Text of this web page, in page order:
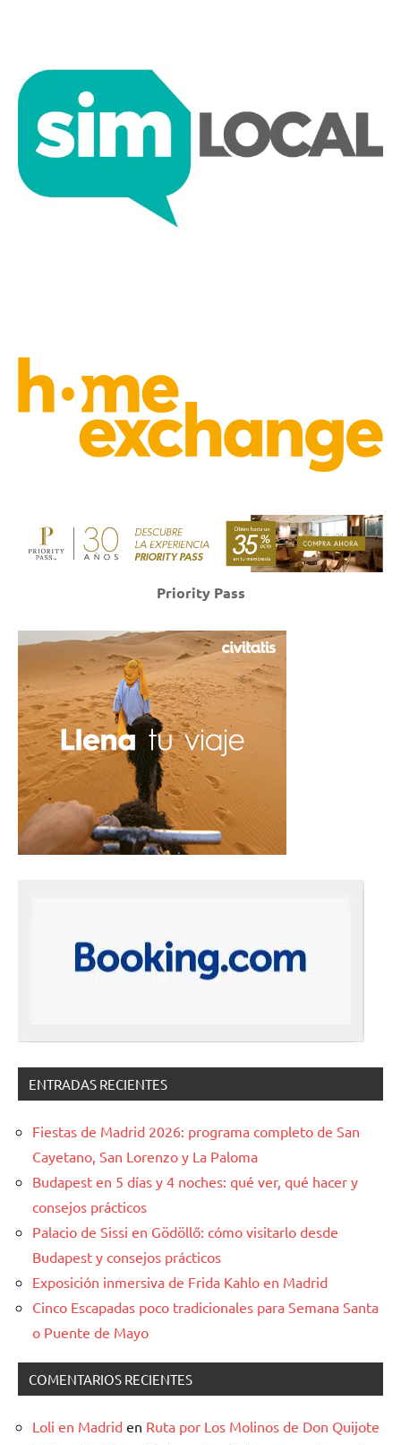
Priority Pass
ENTRADAS RECIENTES
Fiestas de Madrid 2026: programa completo de San
Cayetano, San Lorenzo y La Paloma
Budapest en 5 días y 4 noches: qué ver, qué hacer y
consejos prácticos
Palacio de Sissi en Gödöllő: cómo visitarlo desde
Budapest y consejos prácticos
Exposición inmersiva de Frida Kahlo en Madrid
Cinco Escapadas poco tradicionales para Semana Santa
o Puente de Mayo
COMENTARIOS RECIENTES
Loli en Madrid en Ruta por Los Molinos de Don Quijote